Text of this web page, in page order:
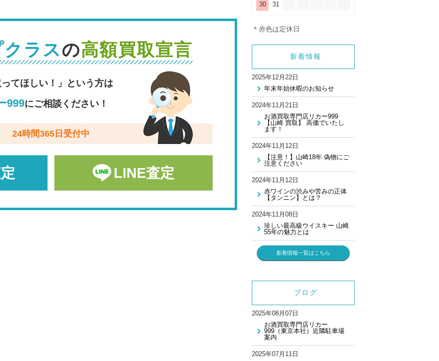
ラスの高額買取宣言
てほしい！」という方は
999にご相談ください！
24時間365日受付中
LINE査定
30
31
＊赤色は定休日
新着情報
2025年12月22日
年末年始休暇のお知らせ
2024年11月21日
お酒買取専門店リカー999
【山崎 買取】 高価でいたし
ます！
2024年11月12日
【注意！】山崎18年 偽物にご
注意ください
2024年11月12日
赤ワインの渋みや苦みの正体
【タンニン】とは？
2024年11月08日
珍しい最高級ウイスキー 山崎
55年の魅力とは
新着情報一覧はこちら
ブログ
2025年08月07日
お酒買取専門店リカー
999（東京本社）近隣駐車場
案内
2025年07月11日